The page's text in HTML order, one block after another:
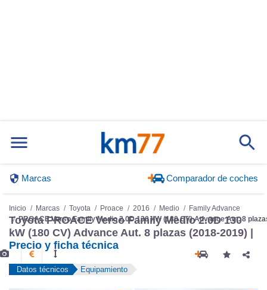
Marcas Comparador de coches
Inicio Marcas Toyota Proace 2016 Medio
Family Advance
PROACE Verso Family Medio 2.0D 130 kW (180 CV) Advance Aut. 8
Toyota PROACE Verso Family Medio 2.0D 130
kW (180 CV) Advance Aut. 8 plazas (2018-2019) |
Precio y ficha técnica
Datos técnicos Equipamiento